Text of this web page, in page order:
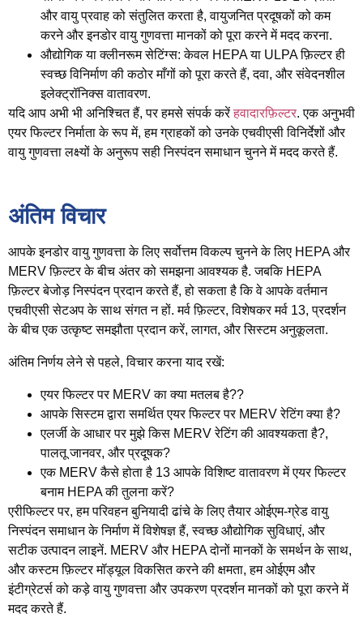
और वायु प्रवाह को संतुलित करता है, वायुजनित प्रदूषकों को कम
करने और इनडोर वायु गुणवत्ता मानकों को पूरा करने में मदद करना.
औद्योगिक या क्लीनरूम सेटिंग्स: केवल HEPA या ULPA फ़िल्टर ही
स्वच्छ विनिर्माण की कठोर माँगों को पूरा करते हैं, दवा, और संवेदनशील
इलेक्ट्रॉनिक्स वातावरण.
यदि आप अभी भी अनिश्चित हैं, पर हमसे संपर्क करेंहवादारफ़िल्टर. एक अनुभवी
एयर फिल्टर निर्माता के रूप में, हम ग्राहकों को उनके एचवीएसी विनिर्देशों और
वायु गुणवत्ता लक्ष्यों के अनुरूप सही निस्पंदन समाधान चुनने में मदद करते हैं.
अंतिम विचार
आपके इनडोर वायु गुणवत्ता के लिए सर्वोत्तम विकल्प चुनने के लिए HEPA और
MERV फ़िल्टर के बीच अंतर को समझना आवश्यक है. जबकि HEPA
फ़िल्टर बेजोड़ निस्पंदन प्रदान करते हैं, हो सकता है कि वे आपके वर्तमान
एचवीएसी सेटअप के साथ संगत न हों. मर्व फ़िल्टर, विशेषकर मर्व 13, प्रदर्शन
के बीच एक उत्कृष्ट समझौता प्रदान करें, लागत, और सिस्टम अनुकूलता.
अंतिम निर्णय लेने से पहले, विचार करना याद रखें:
एयर फिल्टर पर MERV का क्या मतलब है??
आपके सिस्टम द्वारा समर्थित एयर फिल्टर पर MERV रेटिंग क्या है?
एलर्जी के आधार पर मुझे किस MERV रेटिंग की आवश्यकता है?,
पालतू जानवर, और प्रदूषक?
एक MERV कैसे होता है 13 आपके विशिष्ट वातावरण में एयर फिल्टर
बनाम HEPA की तुलना करें?
एरीफिल्टर पर, हम परिवहन बुनियादी ढांचे के लिए तैयार ओईएम-ग्रेड वायु
निस्पंदन समाधान के निर्माण में विशेषज्ञ हैं, स्वच्छ औद्योगिक सुविधाएं, और
सटीक उत्पादन लाइनें. MERV और HEPA दोनों मानकों के समर्थन के साथ,
और कस्टम फ़िल्टर मॉड्यूल विकसित करने की क्षमता, हम ओईएम और
इंटीग्रेटर्स को कड़े वायु गुणवत्ता और उपकरण प्रदर्शन मानकों को पूरा करने में
मदद करते हैं.